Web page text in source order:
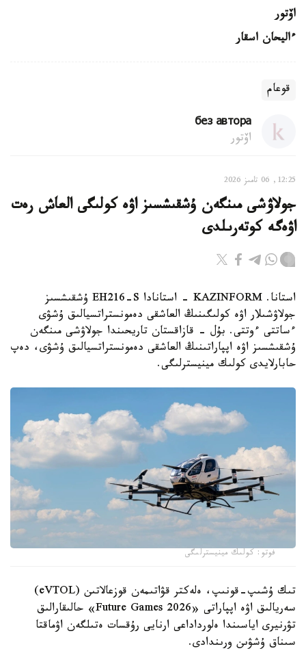
اۆتور
ءاليحان اسقار
قوعام
без автора
اۆتور
12:25, 06 تامىز 2026
جولاۋشى مىنگەن ۇشقىشسىز اۋە كولىگى العاش رەت
اۋەگە كوتەرىلدى
استانا. KAZINFORM - استانادا EH216-S ۇشقىشسىز
جولاۋشىلار اۋە كولىگىنىڭ العاشقى دەمونستراتسيالىق ۇشۋى
ءساتتى ءوتتى. بۇل - قازاقستان تاريحىندا جولاۋشى مىنگەن
ۇشقىشسىز اۋە اپپاراتىنىڭ العاشقى دەمونستراتسيالىق ۇشۋى، دەپ
حابارلايدى كولىك مينيسترلىگى.
فوتو: كولىك مينيسترلىگى
تىك ۇشىپ-قونىپ، ەلەكتر قۋاتىمەن قوزعالاتىن (eVTOL)
سەريالىق اۋە اپپاراتى «Future Games 2026» حالىقارالىق
تۋرنيرى اياسىندا ەلورداداعى ارنايى رۇقسات ەتىلگەن اۋماقتا
سىناق ۇشۋىن ورىندادى.